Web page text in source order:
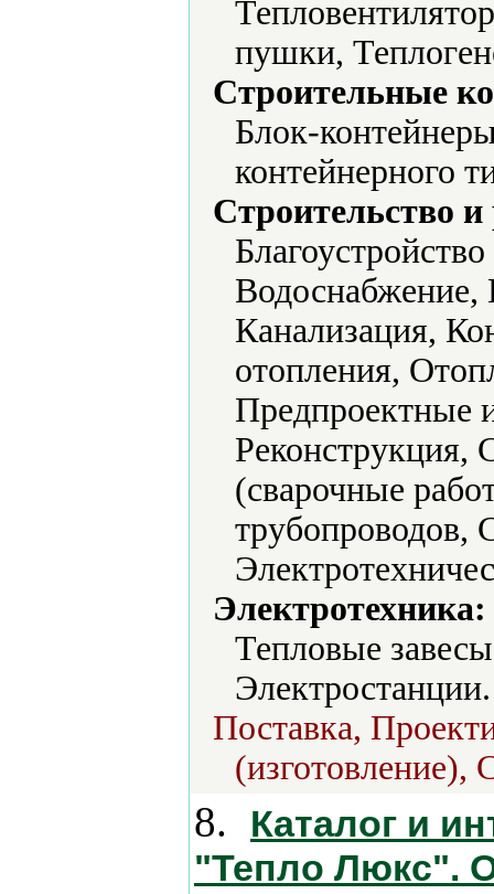
пушки,
Строительные
Блок-
контейнерного
Строительство
Канализация,
отопления,
Предпроектные
Реконструкция,
(сварочные
трубопроводов,
Электротехника:
Тепловые
Электростанции.
Поставка,
(изготовление),
8.
Каталог и
"Тепло Люкс".